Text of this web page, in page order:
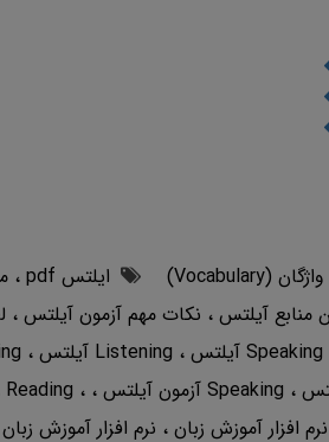
واژگان (Vocabulary) ایلتس pdf
منابع آیلتس نکات مهم آزمون آیلتس
Speaking آیلتس Listening آیلتس
Speaking آزمون آیلتس
Reading
افزار آموزش زبان نرم افزار آموزش زبان